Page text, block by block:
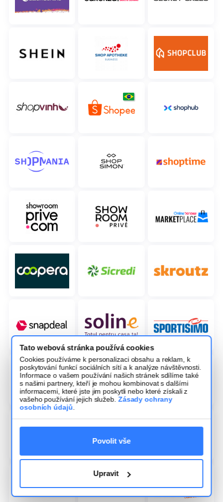
Tato webová stránka používá cookies
Cookies používáme k personalizaci obsahu a reklam, k
poskytování funkcí sociálních sítí a k analýze návštěvnosti.
Informace o vašem používání našich stránek sdílíme také
s našimi partnery, kteří je mohou kombinovat s dalšími
informacemi, které jste jim poskytli nebo které získali z
vašeho používání jejich služeb.Zásady ochrany
osobních údajů
Povolit vše
Upravit